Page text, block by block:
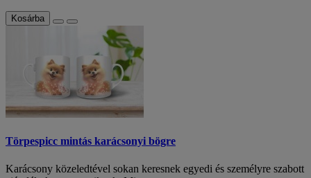
Kosárba
Törpespicc mintás karácsonyi bögre
Karácsony közeledtével sokan keresnek egyedi és személyre szabott